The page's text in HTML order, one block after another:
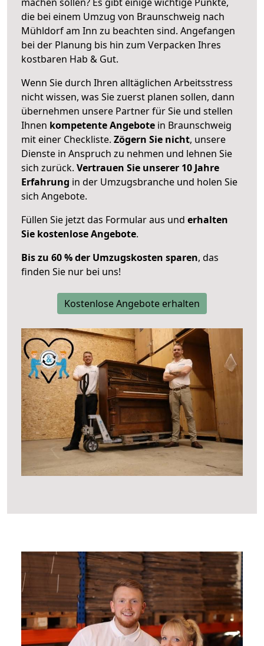
die bei einem Umzug von Braunschweig nach
Mühldorf am Inn zu beachten sind. Angefangen
bei der Planung bis hin zum Verpacken Ihres
kostbaren Hab & Gut.
Wenn Sie durch Ihren alltäglichen Arbeitsstress
nicht wissen, was Sie zuerst planen sollen, dann
übernehmen unsere Partner für Sie und stellen
Ihnen kompetente Angebote in Braunschweig
mit einer Checkliste. Zögern Sie nicht, unsere
Dienste in Anspruch zu nehmen und lehnen Sie
sich zurück. Vertrauen Sie unserer 10 Jahre
Erfahrung in der Umzugsbranche und holen Sie
sich Angebote.
Füllen Sie jetzt das Formular aus und erhalten
Sie kostenlose Angebote.
Bis zu 60 % der Umzugskosten sparen, das
finden Sie nur bei uns!
Kostenlose Angebote erhalten